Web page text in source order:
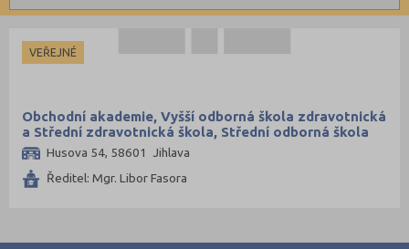
Kombinované
Brno-město (4)
Česká Lípa (1)
Domažlice (1)
Frýdek-Místek (1)
Havlíčkův Brod (3)
Cheb (1)
Informatické
Dopravní
Grafické
Humanitní
Obchod, podnikání, služby
Policejní a vojenské
VEŘEJNÉ
Obchodní akademie, Vyšší odborná škola zdravotnická
a Střední zdravotnická škola, Střední odborná škola
služeb a Jazyková škola s právem státní jazykové
zkoušky Jihlava
Husova 54, 58601 Jihlava
Ředitel: Mgr. Libor Fasora